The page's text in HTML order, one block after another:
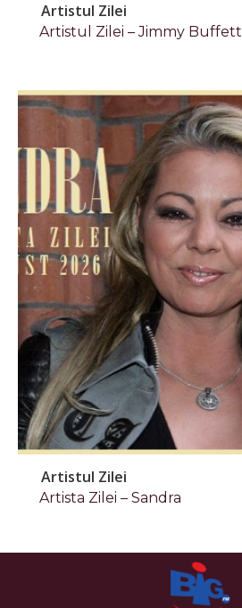
Artistul Zilei
Artistul Zilei – Jimmy Buffett
Artistul Zilei
Artista Zilei – Sandra